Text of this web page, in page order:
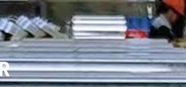
>护栏板 >包装和运输